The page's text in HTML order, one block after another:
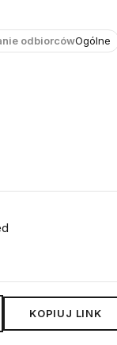
odbiorcówOgólne
KOPIUJ LINK